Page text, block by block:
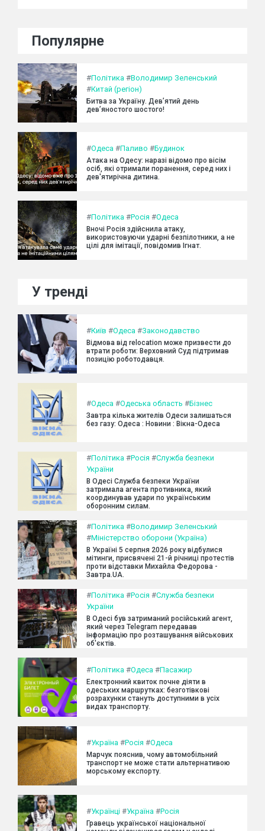
Популярне
#Політика #Володимир Зеленський
#Китай (регіон)
Битва за Україну. Дев’ятий день
дев’яностого шостого!
#Одеса #Паливо #Будинок
Атака на Одесу: наразі відомо про вісім
осіб, які отримали поранення, серед них і
дев'ятирічна дитина.
#Політика #Росія #Одеса
Вночі Росія здійснила атаку,
використовуючи ударні безпілотники, а не
цілі для імітації, повідомив Ігнат.
У тренді
#Київ #Одеса #Законодавство
Відмова від relocation може призвести до
втрати роботи: Верховний Суд підтримав
позицію роботодавця.
#Одеса #Одеська область #Бізнес
Завтра кілька жителів Одеси залишаться
без газу: Одеса : Новини : Вікна-Одеса
#Політика #Росія #Служба безпеки
України
В Одесі Служба безпеки України
затримала агента противника, який
координував удари по українським
оборонним силам.
#Політика #Володимир Зеленський
#Міністерство оборони (Україна)
В Україні 5 серпня 2026 року відбулися
мітинги, присвячені 21-й річниці протестів
проти відставки Михайла Федорова -
Завтра.UA.
#Політика #Росія #Служба безпеки
України
В Одесі був затриманий російський агент,
який через Telegram передавав
інформацію про розташування військових
об'єктів.
#Політика #Одеса #Пасажир
Електронний квиток почне діяти в
одеських маршрутках: безготівкові
розрахунки стануть доступними в усіх
видах транспорту.
#Україна #Росія #Одеса
Марчук пояснив, чому автомобільний
транспорт не може стати альтернативою
морському експорту.
#Українці #Україна #Росія
Гравець української національної